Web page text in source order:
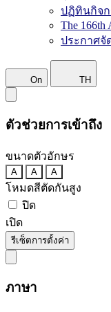
ปฏิทินกิจก
The 166th
ประกาศจั
On TH
ตัวช่วยการเข้าถึง
ขนาดตัวอักษร
A A A
โหมดสีตัดกันสูง
ปิด
เปิด
รีเซ็ตการตั้งค่า
ภาษา